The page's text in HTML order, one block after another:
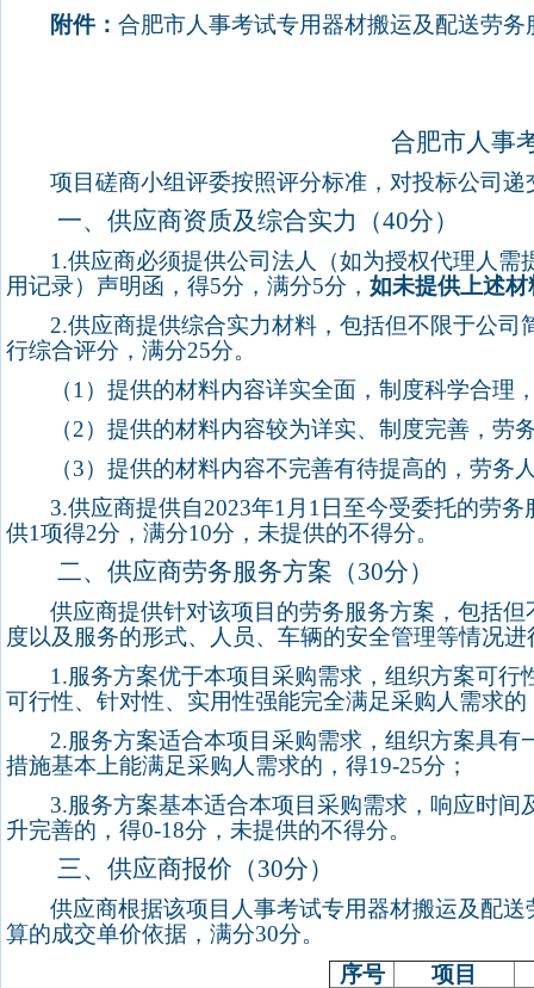
附件：合肥市人事考试专用器材搬运及配送劳务
合肥市人事
项目磋商小组评委按照评分标准，对投标公司
一、供应商资质及综合实力（40分）
1.供应商必须提供公司法人（如为授权代理人
用记录）声明函，得5分，满分5分， 如未提供上述
2.供应商提供综合实力材料，包括但不限于公
行综合评分，满分25分。
（1 ）提供的材料内容详实全面，制度科学合理
（2）提供的材料内容较为详实、制度完善，劳
（3）提供的材料内容不完善有待提高的，劳务
3.供应商提供自2023年1 月 1 日至今受委托的劳
供1项得2分，满分10分，未提供的不得分。
二、供应商劳务服务方案（30分）
供应商提供针对该项目的劳务服务方案，包括
度以及服务的形式、人员、车辆的安全管理等情况
1.服务方案优于本项目采购需求，组织方案可
可行性、针对性、实用性强能完全满足采购人需求的
2.服务方案适合本项目采购需求，组织方案具
措施基本上能满足采购人需求的，得19-25分；
3.服务方案基本适合本项目采购需求，响应时
升完善的，得0-18分，未提供的不得分。
三、供应商报价（30分）
供应商根据该项目人事考试专用器材搬运及配
算的成交单价依据，满分30分。
序号
项目